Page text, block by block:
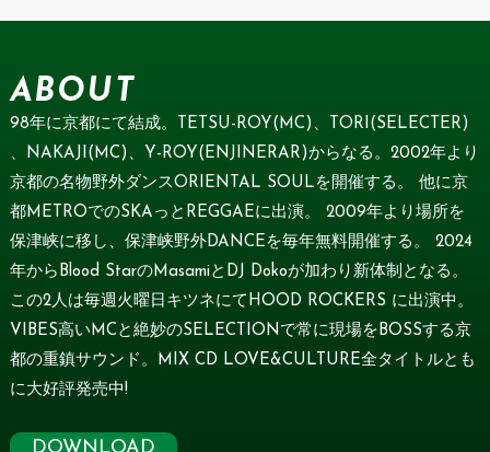
ABOUT
98年に京都にて結成。TETSU-ROY(MC)、TORI(SELECTER)
、NAKAJI(MC)、Y-ROY(ENJINERAR)からなる。2002年より
京都の名物野外ダンスORIENTAL SOULを開催する。 他に京
都METROでのSKAっとREGGAEに出演。 2009年より場所を
保津峡に移し、保津峡野外DANCEを毎年無料開催する。 2024
年からBlood StarのMasamiとDJ Dokoが加わり新体制となる。
この2人は毎週火曜日キツネにてHOOD ROCKERS に出演中。
VIBES高いMCと絶妙のSELECTIONで常に現場をBOSSする京
都の重鎮サウンド。MIX CD LOVE&CULTURE全タイトルとも
に大好評発売中!